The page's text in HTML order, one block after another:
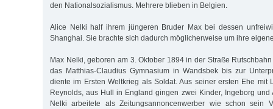
den Nationalsozialismus. Mehrere blieben in Belgien.
Alice Nelki half ihrem jüngeren Bruder Max bei dessen
Shanghai. Sie brachte sich dadurch möglicherweise um ihre
Max Nelki, geboren am 3. Oktober 1894 in der Straße
das Matthias-Claudius Gymnasium in Wandsbek bis zur
diente im Ersten Weltkrieg als Soldat. Aus seiner ersten Ehe mit
Reynolds, aus Hull in England gingen zwei Kinder, Ingeborg und
Nelki arbeitete als Zeitungsannoncenwerber wie schon sein